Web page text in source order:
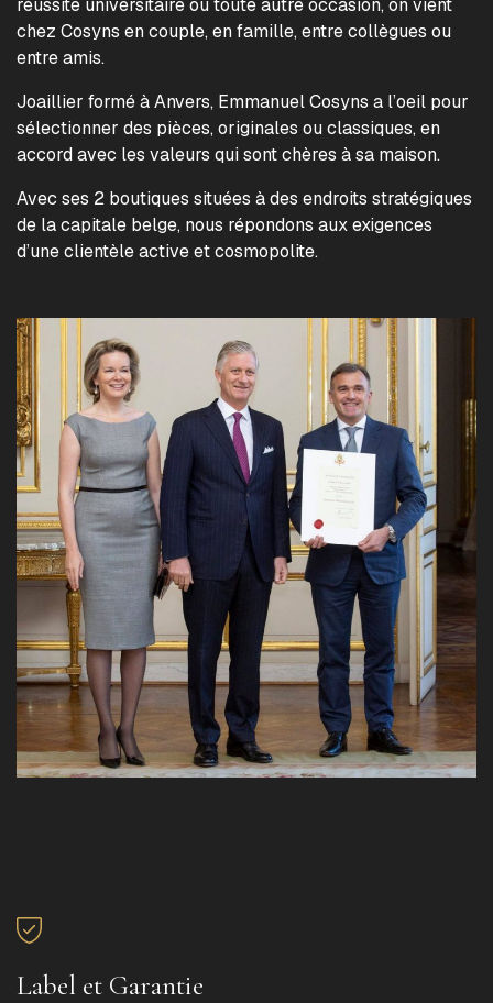
réussite universitaire ou toute autre occasion, on vient
chez Cosyns en couple, en famille, entre collègues ou
entre amis.
Joaillier formé à Anvers, Emmanuel Cosyns a l’oeil pour
sélectionner des pièces, originales ou classiques, en
accord avec les valeurs qui sont chères à sa maison.
Avec ses 2 boutiques situées à des endroits stratégiques
de la capitale belge, nous répondons aux exigences
d’une clientèle active et cosmopolite.
Label et Garantie